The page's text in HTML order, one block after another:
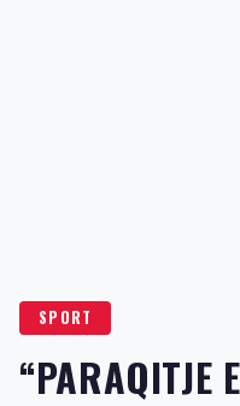
SPORT
“PARAQITJE